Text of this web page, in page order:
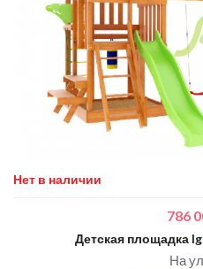
Нет в наличии
786
Детская площадка
На